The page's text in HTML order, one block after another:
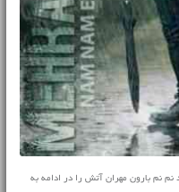
نم بارون مهران آتش را در ادامه به